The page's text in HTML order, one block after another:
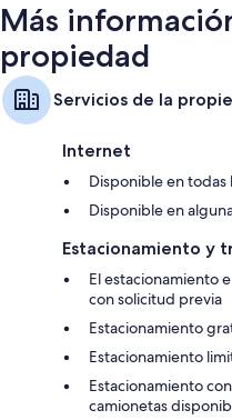
Más
propiedad
Servicios de la
Internet
Disponible en todas
Disponible en
Estacionamiento y
El estacionamiento
con solicitud previa
Estacionamiento
Estacionamiento
Estacionamiento
camionetas